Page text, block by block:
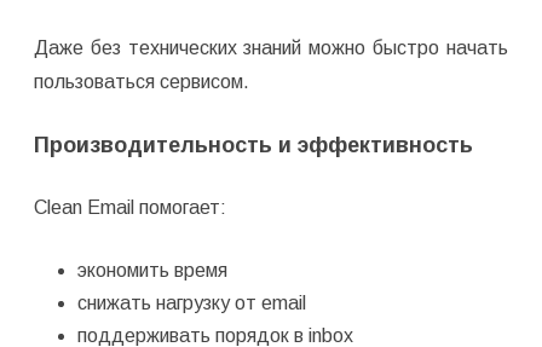
Даже без технических знаний можно быстро начать
пользоваться сервисом.
Производительность и эффективность
Clean Email помогает:
экономить время
снижать нагрузку от email
поддерживать порядок в inbox